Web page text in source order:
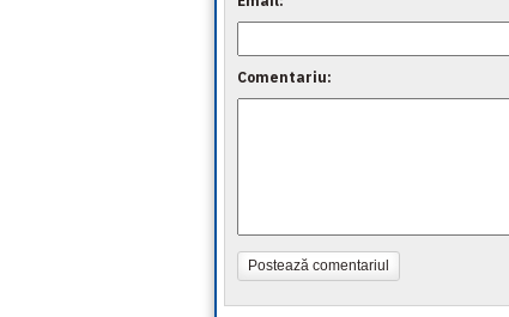
Comentariu:
Postează comentariul